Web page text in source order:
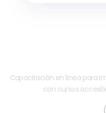
Capacitación en línea para
con cursos